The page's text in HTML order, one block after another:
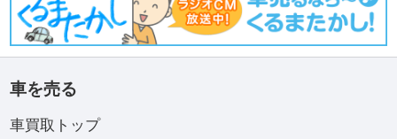
車を売る
車買取トップ